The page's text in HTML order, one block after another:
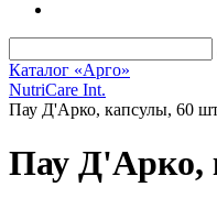
Каталог «Арго»
NutriCare Int.
Пау Д'Арко, капсулы, 60
Пау Д'Арко,